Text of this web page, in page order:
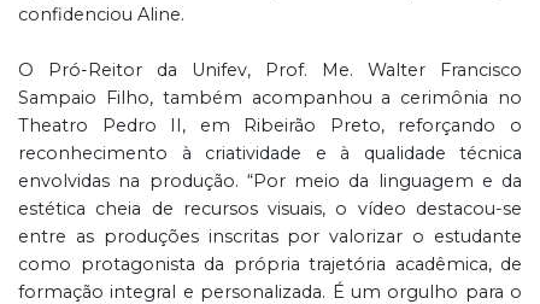
confidenciou Aline.
O Pró-Reitor da Unifev, Prof. Me. Walter Francisco
Sampaio Filho, também acompanhou a cerimônia no
Theatro Pedro II, em Ribeirão Preto, reforçando o
reconhecimento à criatividade e à qualidade técnica
envolvidas na produção. “Por meio da linguagem e da
estética cheia de recursos visuais, o vídeo destacou-se
entre as produções inscritas por valorizar o estudante
como protagonista da própria trajetória acadêmica, de
formação integral e personalizada. É um orgulho para o